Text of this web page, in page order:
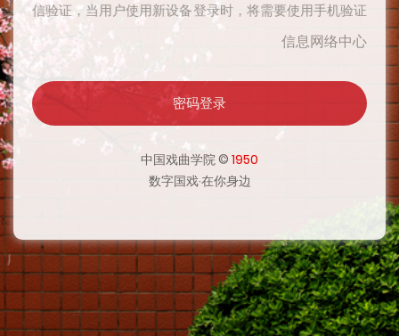
信验证，当用户使用新设备登录时，将需要使用手机验证
证，感谢您对网络安全工作的支持。
为进一步提高网络安全防护能力，数字国戏已开启登录短
信验证，当用户使用新设备登录时，将需要使用手机验证
码二次验证身份，验证通过后在一定时期内将无需再次验
证，感谢您对网络安全工作的支持。
信息网络中心
密码登录
中国戏曲学院 © 1950
数字国戏·在你身边